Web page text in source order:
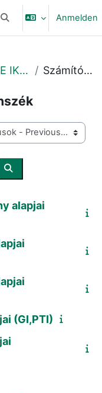
SucheingabeAnmelden
DE IK - 2021. ősz - Fall Számítógéptudományi Tanszék
Kurse suchen
alapjai
(GI,PTI)